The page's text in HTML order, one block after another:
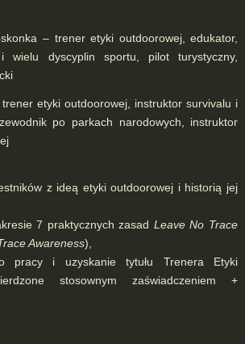
– trener etyki outdoorowej, edukator,
wielu dyscyplin sportu, pilot turystyczny,
etyki outdoorowej, instruktor survivalu i
po parkach narodowych, instruktor
z ideą etyki outdoorowej i historią jej
7 praktycznych zasad Leave No Trace
Awareness),
pracy i uzyskanie tytułu Trenera Etyki
stosownym zaświadczeniem +